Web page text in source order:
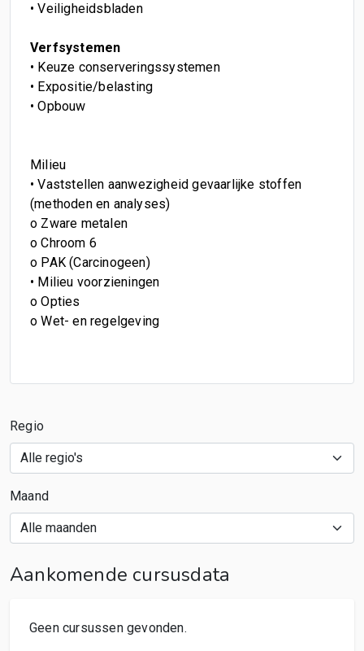
• Veiligheidsbladen
Verfsystemen
• Keuze conserveringssystemen
• Expositie/belasting
• Opbouw
Milieu
• Vaststellen aanwezigheid gevaarlijke stoffen
(methoden en analyses)
o Zware metalen
o Chroom 6
o PAK (Carcinogeen)
• Milieu voorzieningen
o Opties
o Wet- en regelgeving
Regio
Maand
Aankomende cursusdata
Geen cursussen gevonden.